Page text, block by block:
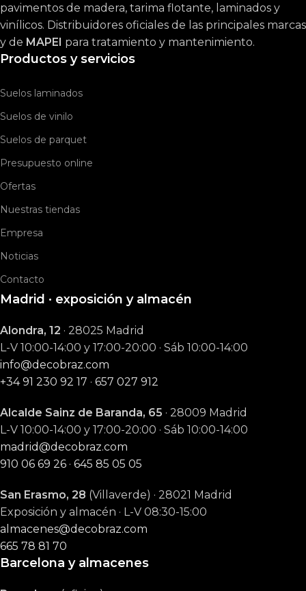
pavimentos de madera, tarima flotante, laminados y
vinílicos. Distribuidores oficiales de las principales marcas
y de MAPEI para tratamiento y mantenimiento.
Productos y servicios
Suelos laminados
Suelos de vinilo
Suelos de parquet
Presupuesto online
Ofertas
Nuestras tiendas
Empresa
Noticias
Contacto
Madrid · exposición y almacén
Alondra, 12 · 28025 Madrid
L-V 10:00-14:00 y 17:00-20:00 · Sáb 10:00-14:00
info@decobraz.com
+34 91 230 92 17 · 657 027 912
Alcalde Sainz de Baranda, 65 · 28009 Madrid
L-V 10:00-14:00 y 17:00-20:00 · Sáb 10:00-14:00
madrid@decobraz.com
910 06 69 26 · 645 85 05 05
San Erasmo, 28 (Villaverde) · 28021 Madrid
Exposición y almacén · L-V 08:30-15:00
almacenes@decobraz.com
665 78 81 70
Barcelona y almacenes